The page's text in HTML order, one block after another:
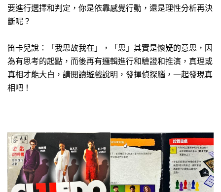
要進行選擇和判定，你是依靠感覺行動，還是理性分析再決
斷呢？
笛卡兒說：「我思故我在」，「思」其實是懷疑的意思，因
為有思考的起點，而後再有邏輯進行和驗證和推演，真理或
真相才能大白，請閱讀遊戲說明，發揮偵探腦，一起發現真
相吧！